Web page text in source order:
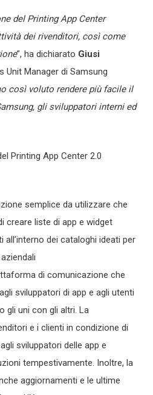
del Printing App Center
dei rivenditori, così come
”, ha dichiarato Giusi
Unit Manager di Samsung
così voluto rendere più facile il
gli sviluppatori interni ed
Printing App Center 2.0
semplice da utilizzare che
creare liste di app e widget
all’interno dei cataloghi ideati per
di comunicazione che
sviluppatori di app e agli utenti
gli uni con gli altri. La
e i clienti in condizione di
sviluppatori delle app e
tempestivamente. Inoltre, la
aggiornamenti e le ultime